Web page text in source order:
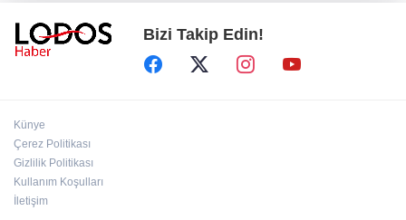
Bakan Gürlek duyurdu: İki çocuk cinayeti
aydınlatıldı!
Bizi Takip Edin!
Künye
Çerez Politikası
Gizlilik Politikası
Kullanım Koşulları
İletişim